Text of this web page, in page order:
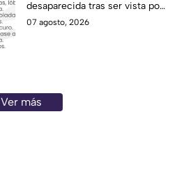
desaparecida tras ser vista por
última vez el 6 de agosto en
07 agosto, 2026
Ver más